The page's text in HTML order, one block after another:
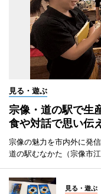
見る・遊ぶ
宗像・道の駅で
食や対話で思い伝
宗像の魅力を市内外に発
道の駅むなかた（宗像市
見る・遊ぶ